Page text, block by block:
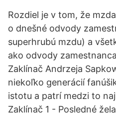
Rozdiel je v tom, že
o dnešné odvody
superhrubú mzdu) a
ako odvody
Zaklínač Andrzeja
niekoľko generácií
istotu a patrí medzi to
Zaklínač 1 - Posledné